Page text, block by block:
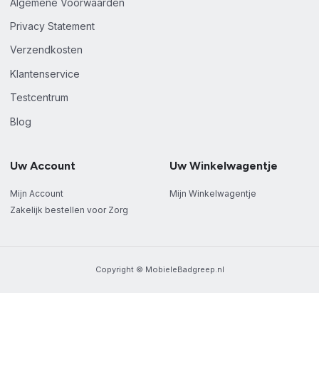
Privacy Statement
Verzendkosten
Klantenservice
Testcentrum
Blog
Uw Account
Mijn Account
Zakelijk bestellen voor Zorg
Uw Winkelwagentje
Mijn Winkelwagentje
Copyright © MobieleBadgreep.nl